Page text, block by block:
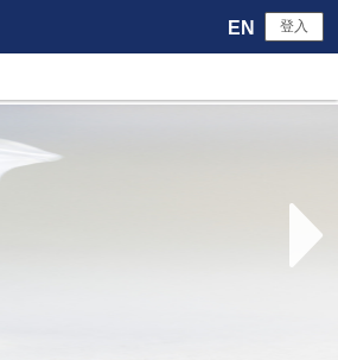
登入
EN